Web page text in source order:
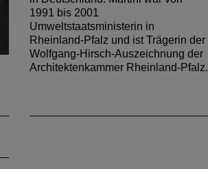
1991 bis 2001
Umweltstaatsministerin in
Rheinland-Pfalz und ist Trägerin der
Wolfgang-Hirsch-Auszeichnung der
Architektenkammer Rheinland-Pfalz.